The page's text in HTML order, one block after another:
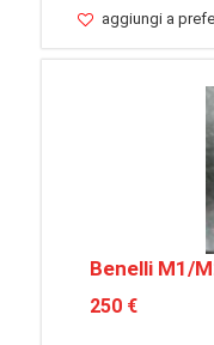
aggiungi a
Benelli M1/
250 €